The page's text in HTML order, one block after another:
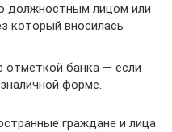
должностным лицом или
который вносилась
отметкой банка — если
форме.
граждане и лица